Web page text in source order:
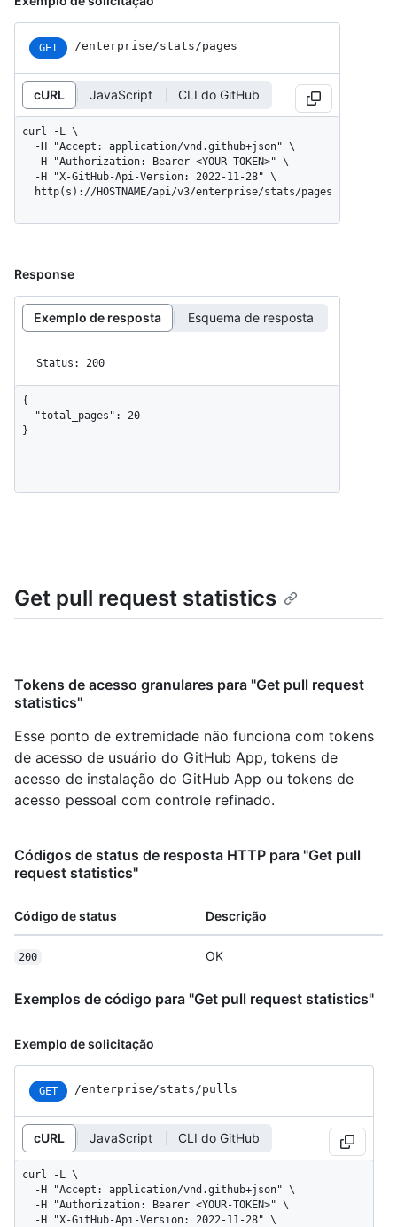
GET /enterprise/stats/pages
cURL JavaScript CLI do GitHub
curl -L \
  http(s)://HOSTNAME/api/v3/enterprise/stats/pages
Response
Exemplo de resposta Esquema de resposta
Status: 200
{
}
Get pull request statistics
Tokens de acesso granulares para "Get pull request
statistics"
Esse ponto de extremidade não funciona com tokens
de acesso de usuário do GitHub App, tokens de
acesso de instalação do GitHub App ou tokens de
acesso pessoal com controle refinado.
Códigos de status de resposta HTTP para "Get pull
request statistics"
Código de status Descrição
200 OK
Exemplos de código para "Get pull request statistics"
Exemplo de solicitação
GET /enterprise/stats/pulls
cURL JavaScript CLI do GitHub
curl -L \